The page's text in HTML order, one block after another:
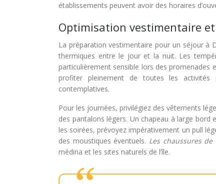
établissements peuvent avoir des horaires
Optimisation vestimentaire
La préparation vestimentaire pour un séjour à
thermiques entre le jour et la nuit. Les
particulièrement sensible lors des promenades
profiter pleinement de toutes les activités
contemplatives.
Pour les journées, privilégiez des vêtements
des pantalons légers. Un chapeau à large bord
les soirées, prévoyez impérativement un pull
des moustiques éventuels. Les chaussures
médina et les sites naturels de l’île.